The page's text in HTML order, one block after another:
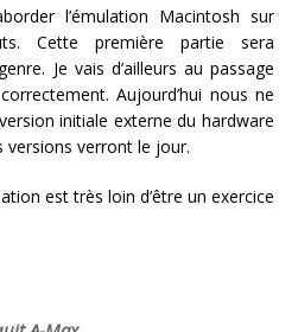
l’émulation Macintosh sur
Cette première partie sera
Je vais d’ailleurs au passage
Aujourd’hui nous ne
initiale externe du hardware
versions verront le jour.
est très loin d’être un exercice